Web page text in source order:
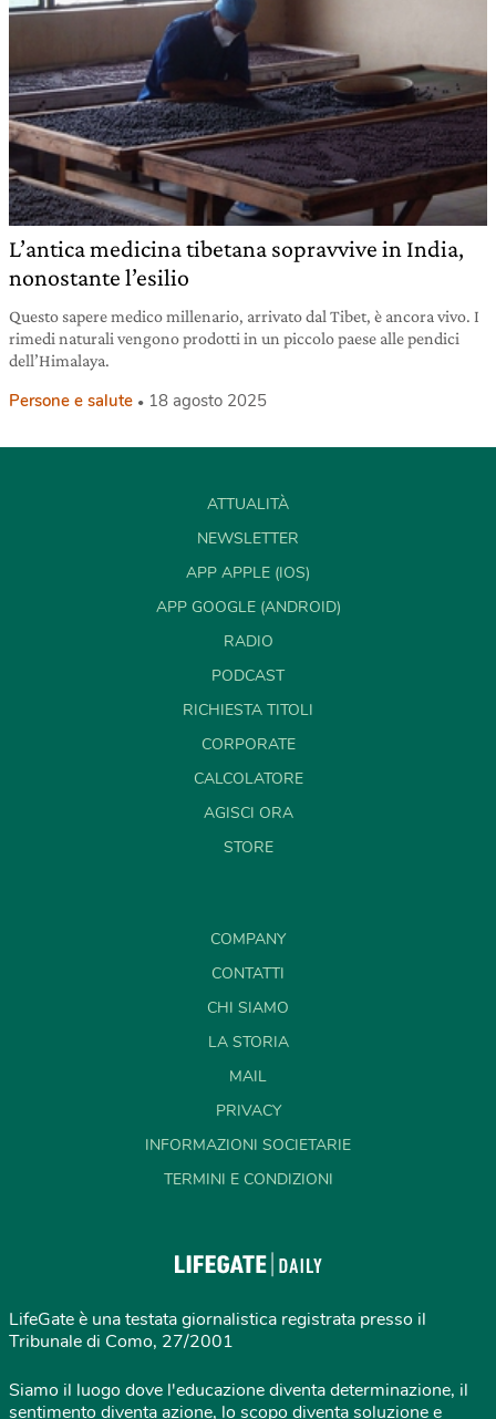
L’antica medicina tibetana sopravvive in India,
nonostante l’esilio
Questo sapere medico millenario, arrivato dal Tibet, è ancora vivo. I
rimedi naturali vengono prodotti in un piccolo paese alle pendici
dell’Himalaya.
Persone e salute 18 agosto 2025
ATTUALITÀ
NEWSLETTER
APP APPLE (IOS)
APP GOOGLE (ANDROID)
RADIO
PODCAST
RICHIESTA TITOLI
CORPORATE
CALCOLATORE
AGISCI ORA
STORE
COMPANY
CONTATTI
CHI SIAMO
LA STORIA
MAIL
PRIVACY
INFORMAZIONI SOCIETARIE
TERMINI E CONDIZIONI
LifeGate è una testata giornalistica registrata presso il
Tribunale di Como, 27/2001
Siamo il luogo dove l'educazione diventa determinazione, il
sentimento diventa azione, lo scopo diventa soluzione e